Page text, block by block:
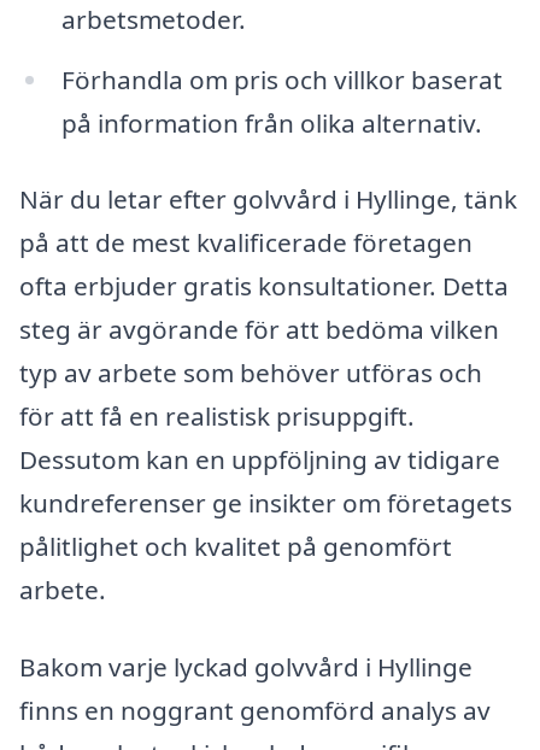
arbetsmetoder.
Förhandla om pris och villkor baserat
på information från olika alternativ.
När du letar efter golvvård i Hyllinge, tänk
på att de mest kvalificerade företagen
ofta erbjuder gratis konsultationer. Detta
steg är avgörande för att bedöma vilken
typ av arbete som behöver utföras och
för att få en realistisk prisuppgift.
Dessutom kan en uppföljning av tidigare
kundreferenser ge insikter om företagets
pålitlighet och kvalitet på genomfört
arbete.
Bakom varje lyckad golvvård i Hyllinge
finns en noggrant genomförd analys av